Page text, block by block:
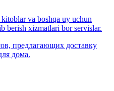
va boshqa uy uchun
berish xizmatlari bor servislar.
предлагающих доставку
дома.